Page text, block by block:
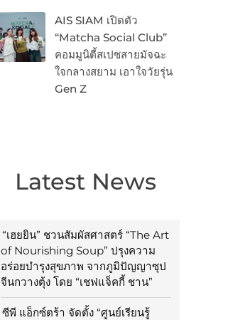
AIS SIAM เปิดตัว
“Matcha Social Club”
คอมมูนิตี้สเปซสายมัจฉะ
ใจกลางสยาม เอาใจวัยรุ่น
Gen Z
Latest News
“เฮยยิน” ชวนสัมผัสศาสตร์ “The Art
of Nourishing Soup” ปรุงความ
อร่อยบำรุงสุขภาพ จากภูมิปัญญาซุป
จีนกวางตุ้ง โดย “เชฟแจ็คกี้ ชาน”
ซีพี แอ็กซ์ตร้า จัดตั้ง “ศูนย์เรียนรู้